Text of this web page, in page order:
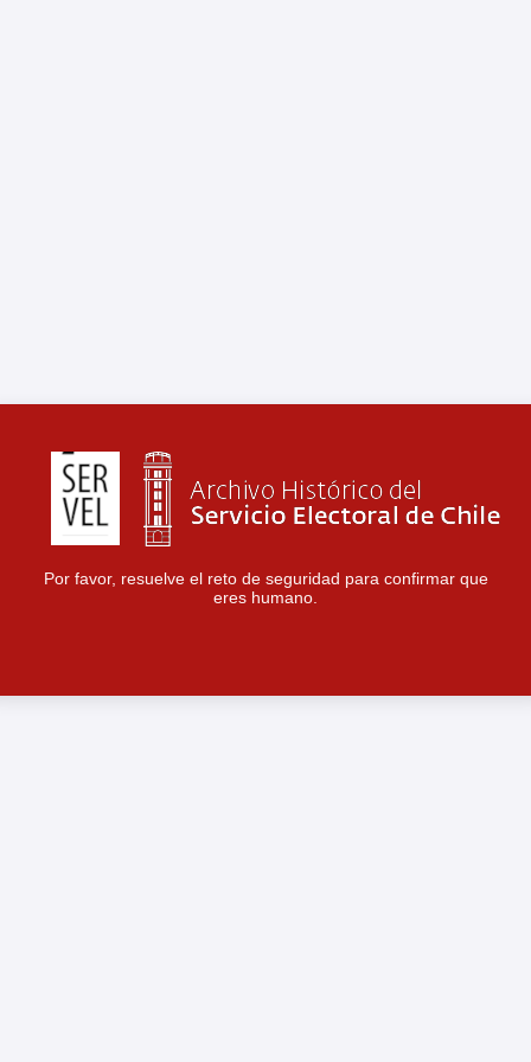
Por favor, resuelve el reto de seguridad para confirmar que
eres humano.